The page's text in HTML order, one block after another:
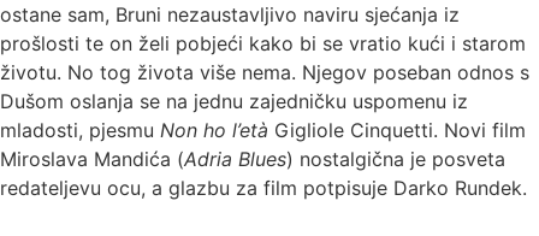
ostane sam, Bruni nezaustavljivo naviru sjećanja iz
prošlosti te on želi pobjeći kako bi se vratio kući i starom
životu. No tog života više nema. Njegov poseban odnos s
Dušom oslanja se na jednu zajedničku uspomenu iz
mladosti, pjesmu Non ho l’età Gigliole Cinquetti. Novi film
Miroslava Mandića (Adria Blues) nostalgična je posveta
redateljevu ocu, a glazbu za film potpisuje Darko Rundek.